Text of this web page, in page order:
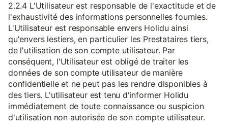
2.2.4 L'Utilisateur est responsable de l'exactitude et de
l'exhaustivité des informations personnelles fournies.
L'Utilisateur est responsable envers Holidu ainsi
qu'envers lestiers, en particulier les Prestataires tiers,
de l'utilisation de son compte utilisateur. Par
conséquent, l'Utilisateur est obligé de traiter les
données de son compte utilisateur de manière
confidentielle et ne peut pas les rendre disponibles à
des tiers. L'utilisateur est tenu d'informer Holidu
immédiatement de toute connaissance ou suspicion
d'utilisation non autorisée de son compte utilisateur.